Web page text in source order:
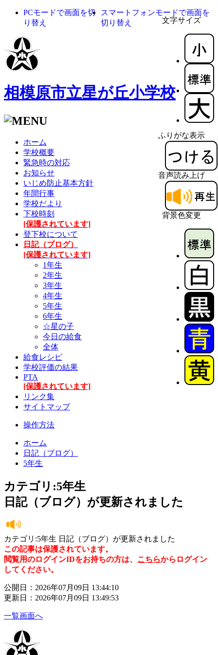
文字サイズ
ふりがな表示
音声読み上げ
背景色変更
PCモードで画面を切
り替え
スマートフォンモードで画面を
切り替え
相模原市立星が丘小学校
ホーム
学校概要
緊急時の対応
お知らせ
いじめ防止基本方針
年間行事
学校だより
下校時刻
[保護されています]
登下校について
日記（ブログ）
[保護されています]
1年生
2年生
3年生
4年生
5年生
6年生
☆星の子
今日の給食
全体
給食レシピ
学校評価の結果
PTA
[保護されています]
リンク集
サイトマップ
操作方法
ホーム
日記（ブログ）
5年生
カテゴリ:5年生
日記（ブログ）が更新されました
カテゴリ:5年生 日記（ブログ）が更新されました
この記事は保護されています。
閲覧用のログインIDをお持ちの方は、 こちらからログイン
してください。
公開日：2026年07月09日 13:44:10
更新日：2026年07月09日 13:49:53
一覧画面へ